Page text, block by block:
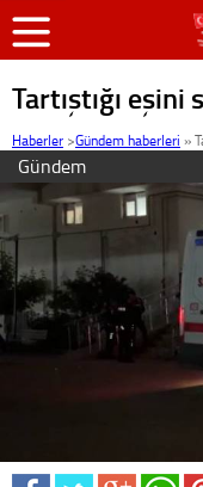
Tartıştığı
Haberler >Gündem haberleri »
Gündem